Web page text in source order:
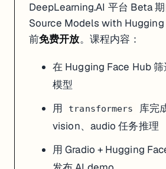
DeepLearning.AI 平台 Beta
Source Models with Hugging
前免费开放。课程内容：
在 Hugging Face Hub
模型
用
transformers
库完
vision、audio 任务推理
用 Gradio + Hugging